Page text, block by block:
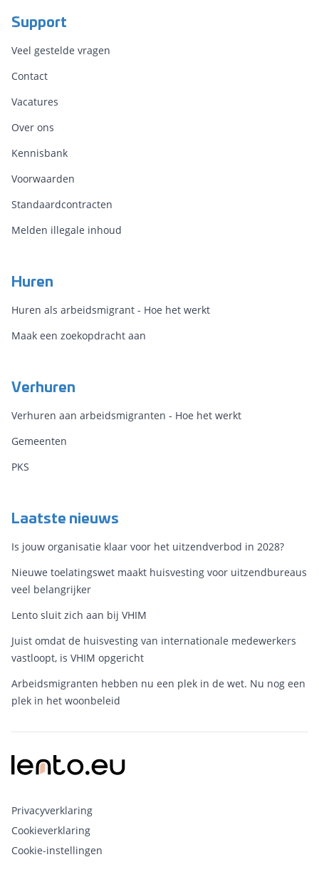
Support
Veel gestelde vragen
Contact
Vacatures
Over ons
Kennisbank
Voorwaarden
Standaardcontracten
Melden illegale inhoud
Huren
Huren als arbeidsmigrant - Hoe het werkt
Maak een zoekopdracht aan
Verhuren
Verhuren aan arbeidsmigranten - Hoe het werkt
Gemeenten
PKS
Laatste nieuws
Is jouw organisatie klaar voor het uitzendverbod in 2028?
Nieuwe toelatingswet maakt huisvesting voor uitzendbureaus
veel belangrijker
Lento sluit zich aan bij VHIM
Juist omdat de huisvesting van internationale medewerkers
vastloopt, is VHIM opgericht
Arbeidsmigranten hebben nu een plek in de wet. Nu nog een
plek in het woonbeleid
Privacyverklaring
Cookieverklaring
Cookie-instellingen